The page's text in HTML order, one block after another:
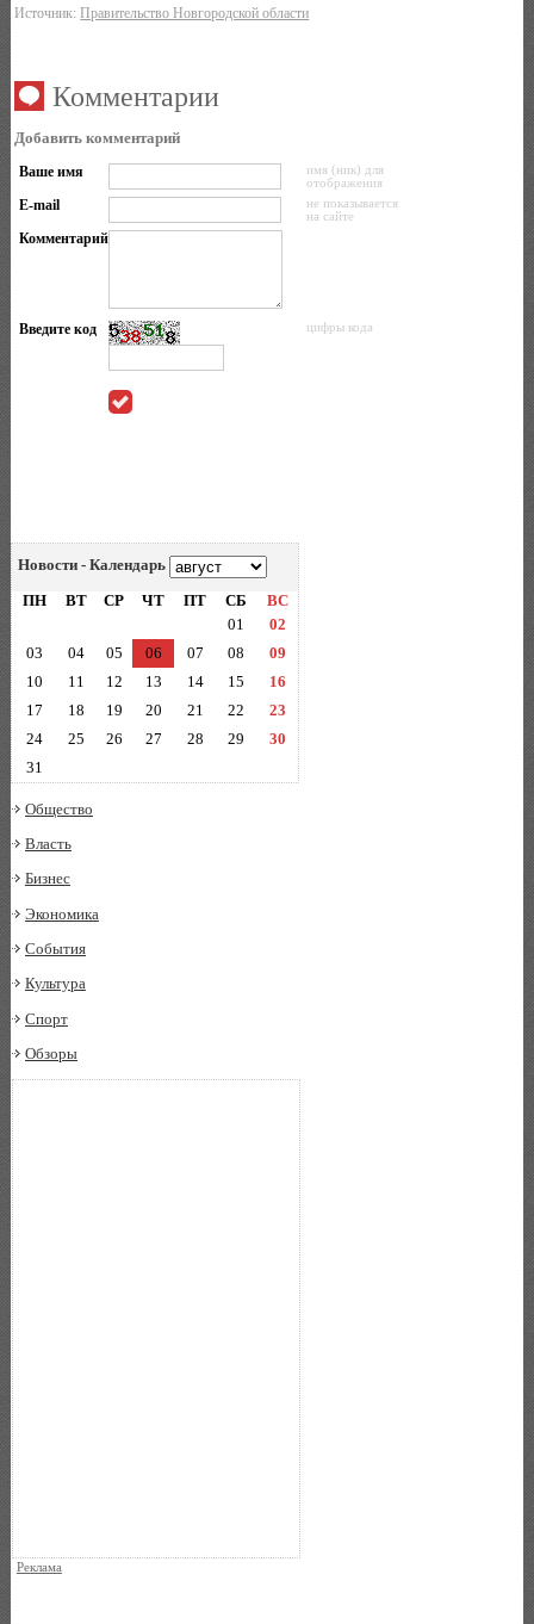
Источник:Правительство Новгородской области
Комментарии
Добавить комментарий
Ваше имя
имя (ник) для
отображения
E-mail
не показывается
на сайте
Комментарий
Введите код цифры кода
Новости - Календарь
ПН
ВТ СР ЧТ ПТ СБ
ВС
01
02
03
04 05 06 07 08
09
10
11 12 13 14 15
16
17
18 19 20 21 22
23
24
25 26 27 28 29
30
31
Общество
Власть
Бизнес
Экономика
События
Культура
Спорт
Обзоры
Реклама